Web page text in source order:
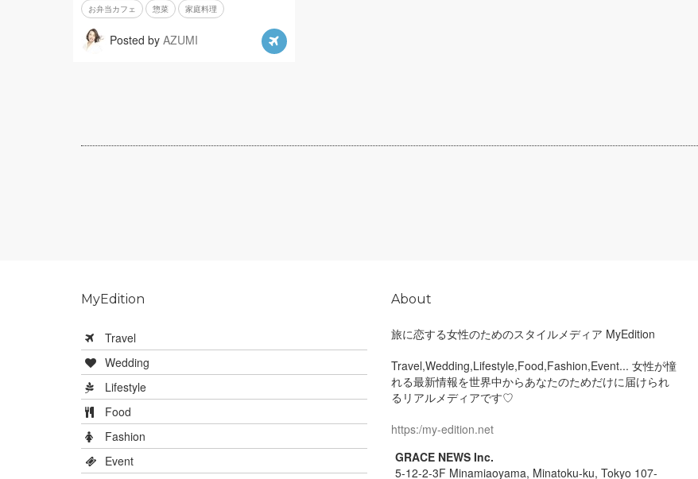
お弁当カフェ 惣菜 家庭料理
Posted by AZUMI
MyEdition
Travel
Wedding
Lifestyle
Food
Fashion
Event
About
旅に恋する女性のためのスタイルメディア MyEdition
Travel,Wedding,Lifestyle,Food,Fashion,Event... 女性が憧
れる最新情報を世界中からあなたのためだけに届けられ
るリアルメディアです♡
https:/my-edition.net
GRACE NEWS Inc.
5-12-2-3F Minamiaoyama, Minatoku-ku, Tokyo 107-